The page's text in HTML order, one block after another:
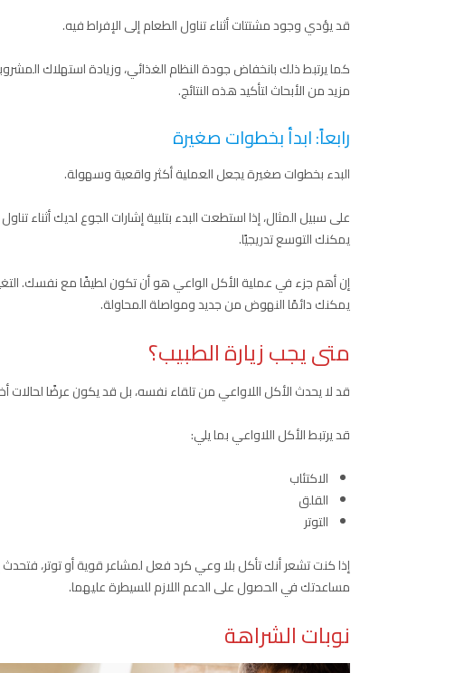
قد يؤدي وجود مشتتات أثناء تناول الطعام إلى الإفراط فيه.
كما يرتبط ذلك بانخفاض جودة النظام الغذائي، وزيادة استهلاك
مزيد من الأبحاث لتأكيد هذه النتائج.
رابعاً: ابدأ بخطوات صغيرة
البدء بخطوات صغيرة يجعل العملية أكثر واقعية وسهولة.
على سبيل المثال، إذا استطعت البدء بتلبية إشارات الجوع لديك أثناء
يمكنك التوسع تدريجيًا.
إن أهم جزء في عملية الأكل الواعي هو أن تكون لطيفًا مع نفسك.
يمكنك دائمًا النهوض من جديد ومواصلة المحاولة.
متى يجب زيارة الطبيب؟
قد لا يحدث الأكل اللاواعي من تلقاء نفسه، بل قد يكون عرضًا لحالات
قد يرتبط الأكل اللاواعي بما يلي:
الاكتئاب
القلق
التوتر
إذا كنت تشعر أنك تأكل بلا وعي كرد فعل لمشاعر قوية أو توتر،
مساعدتك في الحصول على الدعم اللازم للسيطرة عليهما.
نوبات الشراهة